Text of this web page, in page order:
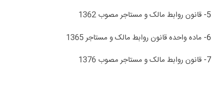
5- قانون روابط مالک و مستاجر مصوب 1362
6- ماده واحده قانون روابط مالک و مستاجر 1365
7- قانون روابط مالک و مستاجر مصوب 1376